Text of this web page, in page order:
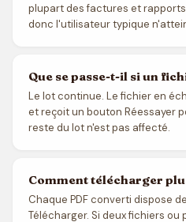
plupart des factures et rapports
donc l'utilisateur typique
Que se passe-t-il si un
Le lot continue. Le fichier en
et reçoit un bouton Réessayer
reste du lot n'est pas affecté.
Comment télécharger
Chaque PDF converti dispose
Télécharger. Si deux fichiers ou